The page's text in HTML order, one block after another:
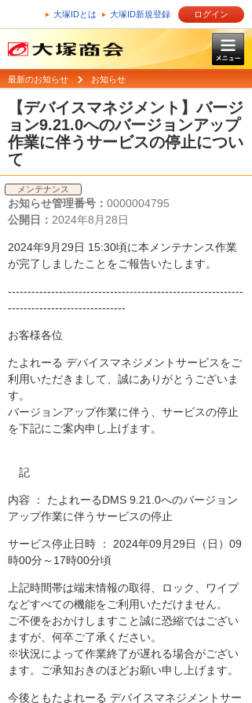
大塚IDとは 大塚ID新規登録 ログイン
最新のお知らせ お知らせ
【デバイスマネジメント】バージ
ョン9.21.0へのバージョンアップ
作業に伴うサービスの停止につい
て
メンテナンス
お知らせ管理番号： 0000004795
公開日： 2024年8月28日
2024年9月29日 15:30頃に本メンテナンス作業
が完了しましたことをご報告いたします。
------------------------------------------------------------
------------------------------
お客様各位
たよれーる デバイスマネジメントサービスをご
利用いただきまして、誠にありがとうございま
す。
バージョンアップ作業に伴う、サービスの停止
を下記にご案内申し上げます。
記
内容 ： たよれーるDMS 9.21.0へのバージョン
アップ作業に伴うサービスの停止
サービス停止日時 ： 2024年09月29日（日）09
時00分～17時00分頃
上記時間帯は端末情報の取得、ロック、ワイプ
などすべての機能をご利用いただけません。
ご不便をおかけしますこと誠に恐縮ではござい
ますが、何卒ご了承ください。
※状況によって作業終了が遅れる場合がござい
ます。ご承知おきのほどお願い申し上げます。
今後ともたよれーる デバイスマネジメントサー